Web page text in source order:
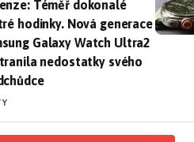
Téměř dokonalé chytré
Téměř dokonalé
hodinky. Nová generace
Galaxy Watch Ultra2
nedostatky svého